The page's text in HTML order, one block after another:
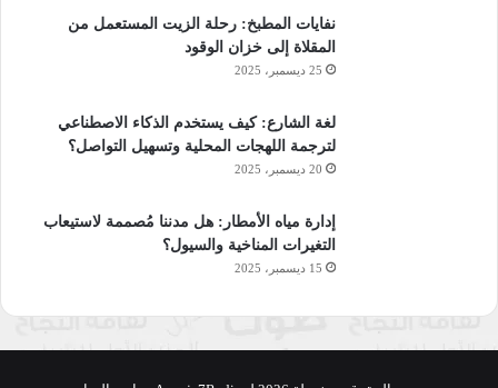
نفايات المطبخ: رحلة الزيت المستعمل من
المقلاة إلى خزان الوقود
25 ديسمبر، 2025
لغة الشارع: كيف يستخدم الذكاء الاصطناعي
لترجمة اللهجات المحلية وتسهيل التواصل؟
20 ديسمبر، 2025
إدارة مياه الأمطار: هل مدننا مُصممة لاستيعاب
التغيرات المناخية والسيول؟
15 ديسمبر، 2025